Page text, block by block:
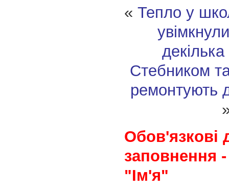
« Тепло у
декілька
Стебником
ремонтують
Обов'язкові
заповнення
"Ім'я"